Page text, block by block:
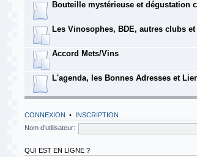
Bouteille mystérieuse et dégustation
Les Vinosophes, BDE, autres clubs
Accord Mets/Vins
L'agenda, les Bonnes Adresses et
CONNEXION • INSCRIPTION
Nom d’utilisateur:
QUI EST EN LIGNE ?